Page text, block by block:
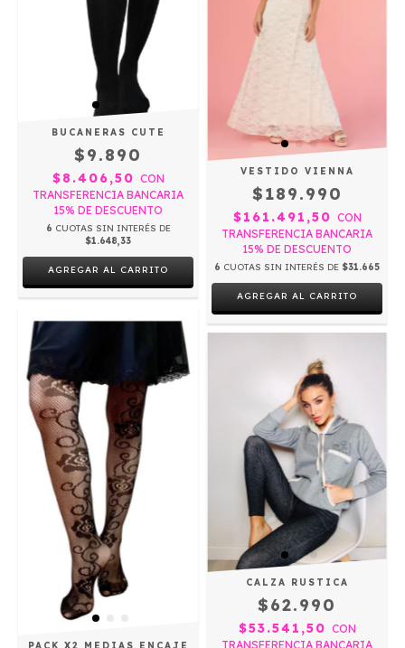
BUCANERAS CUTE
$9.890
$8.406,50 CON
TRANSFERENCIA BANCARIA
15% DE DESCUENTO
6 CUOTAS SIN INTERÉS DE
$1.648,33
AGREGAR AL CARRITO
VESTIDO VIENNA
$189.990
$161.491,50 CON
TRANSFERENCIA BANCARIA
15% DE DESCUENTO
6 CUOTAS SIN INTERÉS DE $31.665
AGREGAR AL CARRITO
CALZA RUSTICA
$62.990
$53.541,50 CON
TRANSFERENCIA BANCARIA